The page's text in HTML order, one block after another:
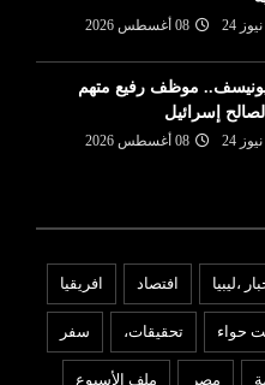
24 08 أغسطس 2026
موظف رفيع متهم
إسرائيل
24 08 أغسطس 2026
،ليبيا افتصاد افريقيا
حواء تحقيقات، سفر
مصر ملف الأسبوع